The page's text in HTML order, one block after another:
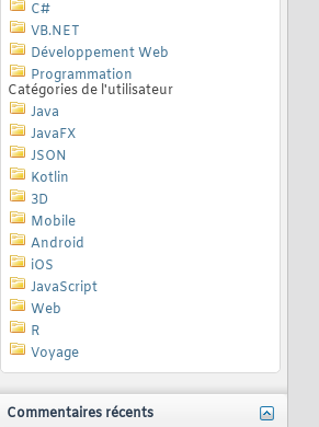
C#
VB.NET
Développement Web
Programmation
Catégories de l'utilisateur
Java
JavaFX
JSON
Kotlin
3D
Mobile
Android
iOS
JavaScript
Web
R
Voyage
Commentaires récents